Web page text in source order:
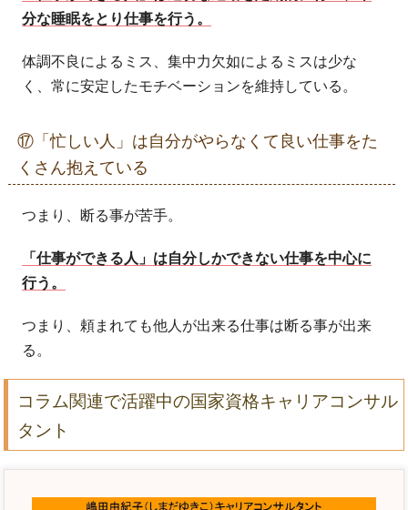
分な睡眠をとり仕事を行う。
体調不良によるミス、集中力欠如によるミスは少な
く、常に安定したモチベーションを維持している。
⑰「忙しい人」は自分がやらなくて良い仕事をた
くさん抱えている
つまり、断る事が苦手。
「仕事ができる人」は自分しかできない仕事を中心に
行う。
つまり、頼まれても他人が出来る仕事は断る事が出来
る。
コラム関連で活躍中の国家資格キャリアコンサル
タント